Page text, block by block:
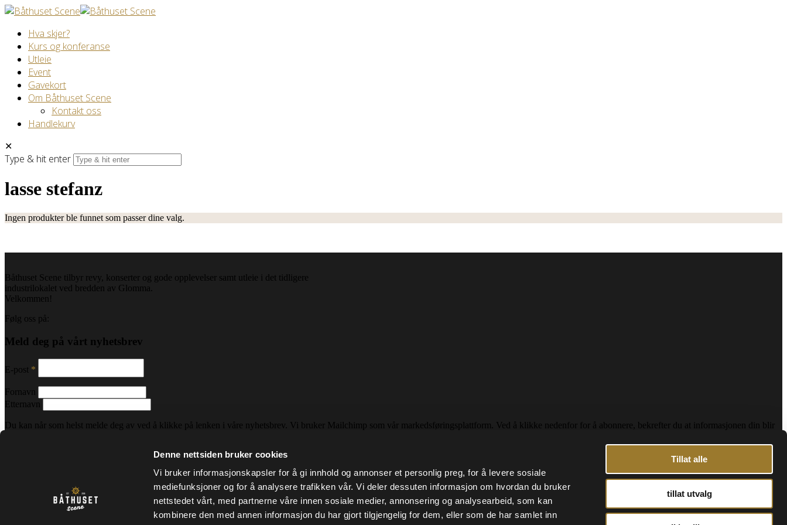
Denne nettsiden bruker cookies
Vi bruker informasjonskapsler for å gi innhold og annonser et personlig preg, for å levere sosiale
mediefunksjoner og for å analysere trafikken vår. Vi deler dessuten informasjon om hvordan du bruker
nettstedet vårt, med partnerne våre innen sosiale medier, annonsering og analysearbeid, som kan
kombinere den med annen informasjon du har gjort tilgjengelig for dem, eller som de har samlet inn
Tillat alle
tillat utvalg
Hva skjer?
Kurs og konferanse
Utleie
Event
Gavekort
Om Båthuset Scene
Kontakt oss
Handlekurv
✕
Type & hit enter
lasse stefanz
Ingen produkter ble funnet som passer dine valg.
Båthuset Scene tilbyr revy, konserter og gode opplevelser samt utleie i det tidligere
industrilokalet ved bredden av Glomma.
Velkommen!
Følg oss på:
Meld deg på vårt nyhetsbrev
E-post *
Fornavn
Etternavn
Du kan når som helst melde deg av ved å klikke på lenken i våre nyhetsbrev. Vi bruker Mailchimp som vår markedsføringsplattform. Ved å klikke nedenfor for å abonnere, bekrefter du at informasjonen din blir
Båthuset Scene
Hva skjer?